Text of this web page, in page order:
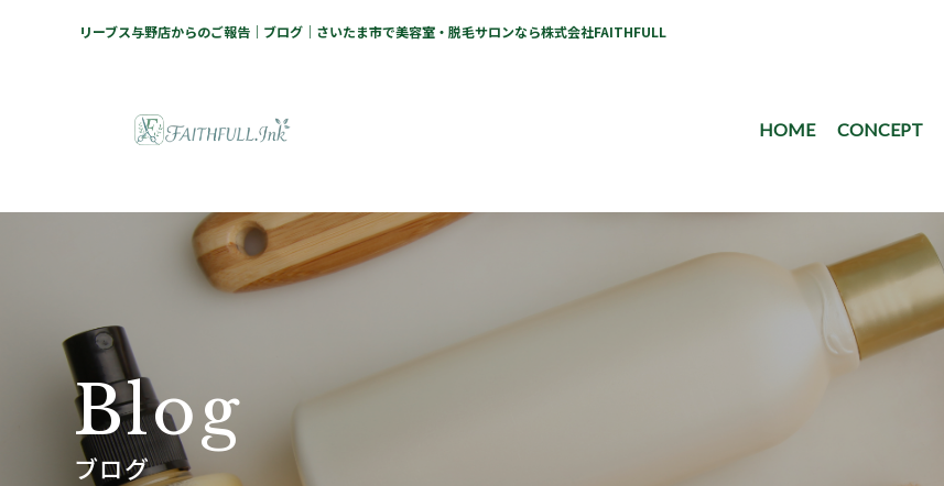
リーブス与野店からのご報告｜ブログ｜さいたま市で美容室・脱毛サロンなら株式会社FAITHFULL
HOME CONCEPT
Blog
ブログ